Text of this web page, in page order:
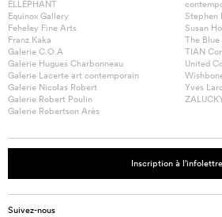
ELLEPHANT
Equinox Gallery
Feheley Fine Arts
Franz Kaka
Galerie C.O.A
Galerie Hugues Charbonneau
Galerie Lacerte art contemporain
Galerie Nicolas Robert
Galerie Robert Poulin
Galerie Robertson Arès
Stephen
Susan
The
TIAN
United
Yves
Inscription à l’infolettre
Suivez-nous